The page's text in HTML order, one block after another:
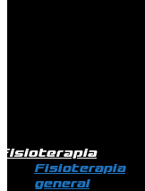
Fisioterapia
general